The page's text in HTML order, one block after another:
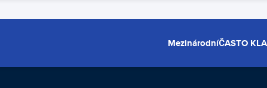
MezinárodníČASTO